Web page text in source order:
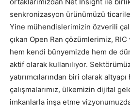
senkronizasyon ürünümüzü
Yine mühendislerimizin özverili
çıkan Open Ran çözümlerimiz,
hem kendi bünyemizde hem de
aktif olarak kullanılıyor.
yatırımcılarından biri olarak
çalışmalarımız, ülkemizin dijital
imkanlarla inşa etme